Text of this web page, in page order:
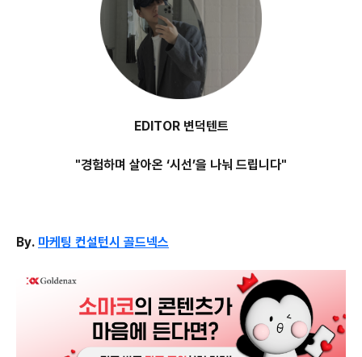
EDITOR 변덕텐트
"경험하며 살아온 ‘시선’을 나눠 드립니다"
By. 마케팅 컨설턴시 골드넥스